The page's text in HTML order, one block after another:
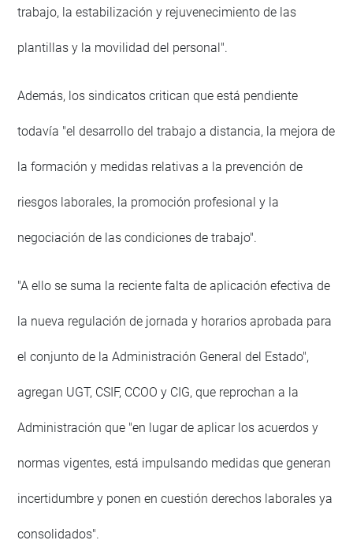
trabajo, la estabilización y rejuvenecimiento de las
plantillas y la movilidad del personal".
Además, los sindicatos critican que está pendiente
todavía "el desarrollo del trabajo a distancia, la mejora de
la formación y medidas relativas a la prevención de
riesgos laborales, la promoción profesional y la
negociación de las condiciones de trabajo".
"A ello se suma la reciente falta de aplicación efectiva de
la nueva regulación de jornada y horarios aprobada para
el conjunto de la Administración General del Estado",
agregan UGT, CSIF, CCOO y CIG, que reprochan a la
Administración que "en lugar de aplicar los acuerdos y
normas vigentes, está impulsando medidas que generan
incertidumbre y ponen en cuestión derechos laborales ya
consolidados".